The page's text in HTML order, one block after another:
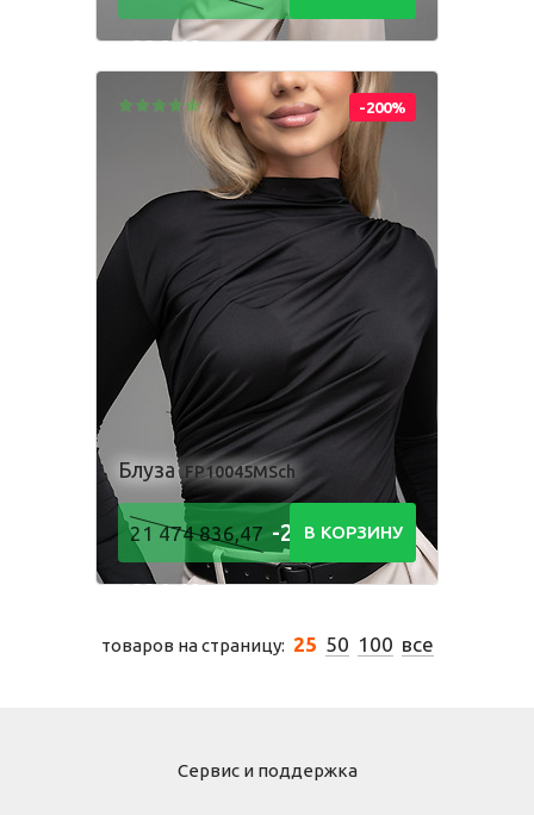
836,48Р
-200%
Блуза FP10045MSch
21 474 836,47 -21 474
836,48Р
В КОРЗИНУ
товаров на страницу: 25 50 100 все
Сервис и поддержка